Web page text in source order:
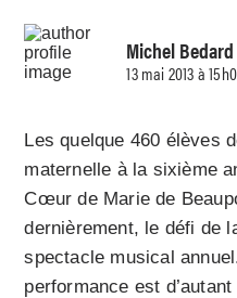
Michel Bedard
13 mai 2013 à
Les quelque 460 élèves
maternelle à la sixième
Cœur de Marie de
dernièrement, le défi de
spectacle musical
performance est